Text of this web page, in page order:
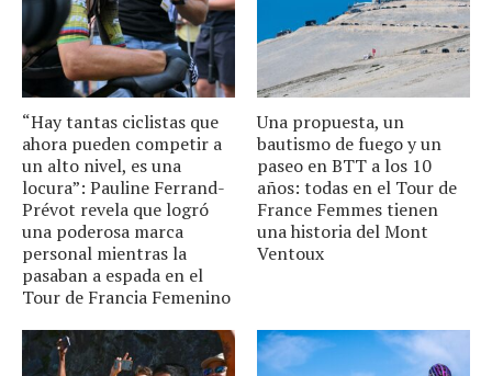
“Hay tantas ciclistas que
ahora pueden competir a
un alto nivel, es una
locura”: Pauline Ferrand-
Prévot revela que logró
una poderosa marca
personal mientras la
pasaban a espada en el
Tour de Francia Femenino
Una propuesta, un
bautismo de fuego y un
paseo en BTT a los 10
años: todas en el Tour de
France Femmes tienen
una historia del Mont
Ventoux